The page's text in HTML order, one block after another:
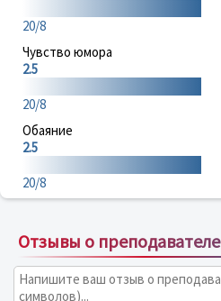
20/8
Чувство юмора
2.5
20/8
Обаяние
2.5
20/8
Отзывы о преподавателе